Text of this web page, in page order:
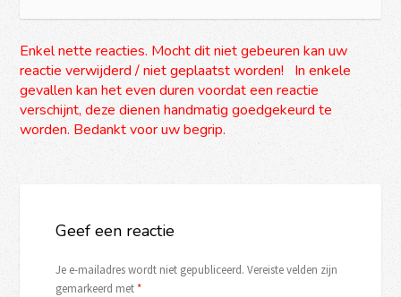
Enkel nette reacties. Mocht dit niet gebeuren kan uw
reactie verwijderd / niet geplaatst worden! In enkele
gevallen kan het even duren voordat een reactie
verschijnt, deze dienen handmatig goedgekeurd te
worden. Bedankt voor uw begrip.
Geef een reactie
Je e-mailadres wordt niet gepubliceerd. Vereiste velden zijn
gemarkeerd met*